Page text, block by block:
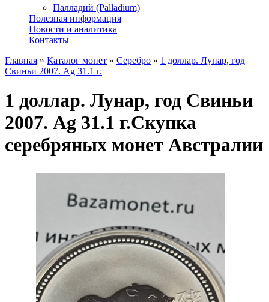
Палладий (Palladium)
Полезная информация
Новости и аналитика
Контакты
Главная » Каталог монет » Серебро » 1 доллар. Лунар, год
Свиньи 2007. Ag 31.1 г.
1 доллар. Лунар, год Свиньи
2007. Ag 31.1 г.Скупка
серебряных монет Австралии